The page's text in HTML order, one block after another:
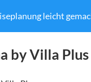
leicht
by Villa Plus